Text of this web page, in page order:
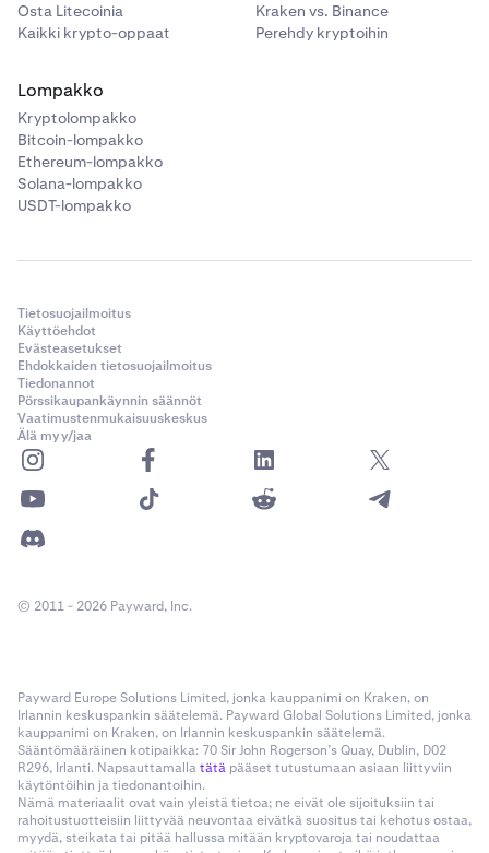
Osta Litecoinia
Kaikki krypto-oppaat
Kraken vs. Binance
Perehdy kryptoihin
Lompakko
Kryptolompakko
Bitcoin-lompakko
Ethereum-lompakko
Solana-lompakko
USDT-lompakko
Tietosuojailmoitus
Käyttöehdot
Evästeasetukset
Ehdokkaiden tietosuojailmoitus
Tiedonannot
Pörssikaupankäynnin säännöt
Vaatimustenmukaisuuskeskus
Älä myy/jaa
© 2011 - 2026 Payward, Inc.
Payward Europe Solutions Limited, jonka kauppanimi on Kraken, on
Irlannin keskuspankin säätelemä. Payward Global Solutions Limited, jonka
kauppanimi on Kraken, on Irlannin keskuspankin säätelemä.
Sääntömääräinen kotipaikka: 70 Sir John Rogerson’s Quay, Dublin, D02
R296, Irlanti. Napsauttamallatätä pääset tutustumaan asiaan liittyviin
käytöntöihin ja tiedonantoihin.
Nämä materiaalit ovat vain yleistä tietoa; ne eivät ole sijoituksiin tai
rahoitustuotteisiin liittyvää neuvontaa eivätkä suositus tai kehotus ostaa,
myydä, steikata tai pitää hallussa mitään kryptovaroja tai noudattaa